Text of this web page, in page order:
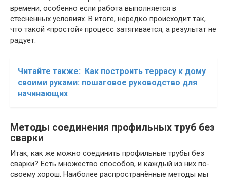
времени, особенно если работа выполняется в
стеснённых условиях. В итоге, нередко происходит так,
что такой «простой» процесс затягивается, а результат не
радует.
Читайте также:
Как построить террасу к дому
своими руками: пошаговое руководство для
начинающих
Методы соединения профильных труб без
сварки
Итак, как же можно соединить профильные трубы без
сварки? Есть множество способов, и каждый из них по-
своему хорош. Наиболее распространённые методы мы